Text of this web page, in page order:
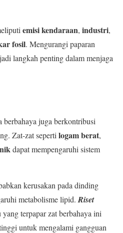
emisi kendaraan, industri,
fosil. Mengurangi paparan
langkah penting dalam menjaga
berbahaya juga berkontribusi
Zat-zat seperti logam berat,
dapat mempengaruhi sistem
kerusakan pada dinding
metabolisme lipid. Riset
terpapar zat berbahaya ini
untuk mengalami gangguan